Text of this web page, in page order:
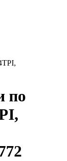
по